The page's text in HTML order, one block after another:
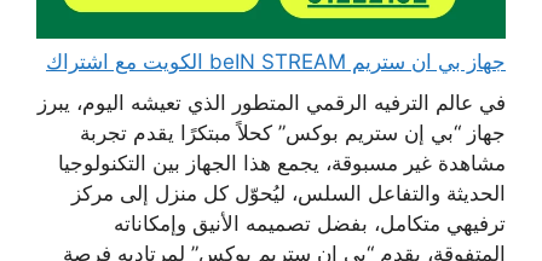
جهاز بي ان ستريم beIN STREAM الكويت مع اشتراك
في عالم الترفيه الرقمي المتطور الذي تعيشه اليوم، يبرز
جهاز “بي إن ستريم بوكس” كحلاً مبتكرًا يقدم تجربة
مشاهدة غير مسبوقة، يجمع هذا الجهاز بين التكنولوجيا
الحديثة والتفاعل السلس، ليُحوّل كل منزل إلى مركز
ترفيهي متكامل، بفضل تصميمه الأنيق وإمكاناته
المتفوقة، يقدم “بي إن ستريم بوكس” لمرتاديه فرصة